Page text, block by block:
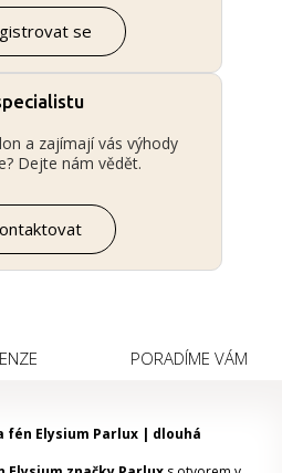
se
a zajímají vás výhody
Dejte nám vědět.
PORADÍME VÁM
fén Elysium Parlux | dlouhá